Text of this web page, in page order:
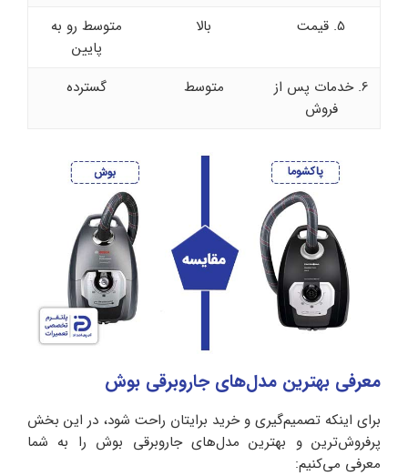
5. قیمت
بالا
متوسط رو به
پایین
6. خدمات پس از
فروش
متوسط گسترده
معرفی بهترین مدل‌های جاروبرقی بوش
برای اینکه تصمیم‌گیری و خرید برایتان راحت شود، در این بخش
پرفروش‌ترین و بهترین مدل‌های جاروبرقی بوش را به شما
معرفی می‌کنیم: